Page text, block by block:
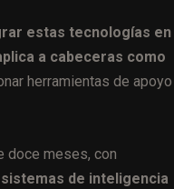
estas tecnologías en
a cabeceras como
herramientas de apoyo
doce meses, con
de inteligencia